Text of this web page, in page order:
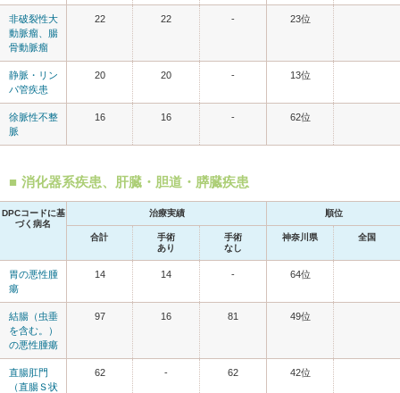
非破裂性大
動脈瘤、腸
骨動脈瘤
22 22 - 23位
静脈・リン
パ管疾患
20 20 - 13位
徐脈性不整
脈
16 16 - 62位
消化器系疾患、肝臓・胆道・膵臓疾患
DPCコードに基
づく病名
治療実績 順位
合計
手術
あり
手術
なし
神奈川県 全国
胃の悪性腫
瘍
14 14 - 64位
結腸（虫垂
を含む。）
の悪性腫瘍
97 16 81 49位
直腸肛門
（直腸Ｓ状
62 - 62 42位